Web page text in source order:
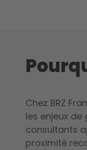
Chez BRZ
les enjeux de
consultants
proximité